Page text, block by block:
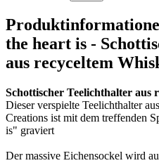
the heart is -
aus recyceltem
Schottischer Teelichthalter aus
Dieser verspielte Teelichthalter
Creations ist mit dem treffenden
is" graviert
Der massive Eichensockel wird